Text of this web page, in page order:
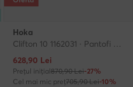
Hoka
Clifton 10 1162031 · Pantofi pentru alergare
Prețul actual
628,90 Lei
Prețul inițial870,90 Lei-27%
Cel mai mic preț705,90 Lei-10%